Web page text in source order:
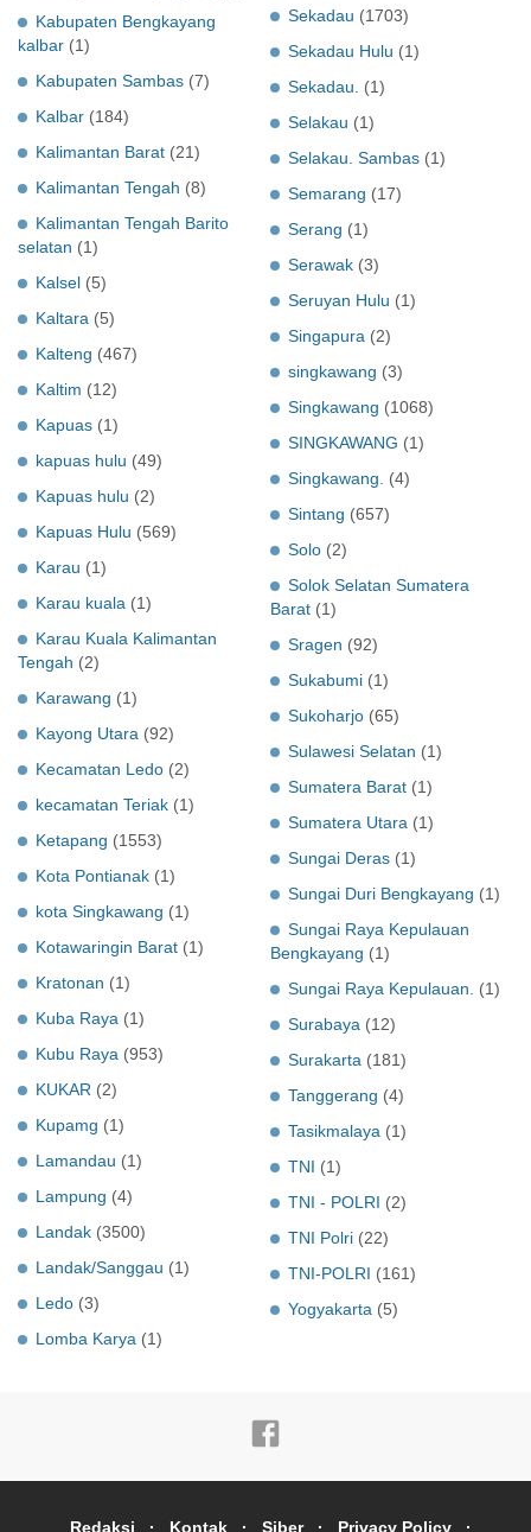
Kabupaten Bengkayang
kalbar (1)
Kabupaten Sambas (7)
Kalbar (184)
Kalimantan Barat (21)
Kalimantan Tengah (8)
Kalimantan Tengah Barito
selatan (1)
Kalsel (5)
Kaltara (5)
Kalteng (467)
Kaltim (12)
Kapuas (1)
kapuas hulu (49)
Kapuas hulu (2)
Kapuas Hulu (569)
Karau (1)
Karau kuala (1)
Karau Kuala Kalimantan
Tengah (2)
Karawang (1)
Kayong Utara (92)
Kecamatan Ledo (2)
kecamatan Teriak (1)
Ketapang (1553)
Kota Pontianak (1)
kota Singkawang (1)
Kotawaringin Barat (1)
Kratonan (1)
Kuba Raya (1)
Kubu Raya (953)
KUKAR (2)
Kupamg (1)
Lamandau (1)
Lampung (4)
Landak (3500)
Landak/Sanggau (1)
Ledo (3)
Lomba Karya (1)
Sekadau (1703)
Sekadau Hulu (1)
Sekadau.
(1)
Selakau (1)
Selakau. Sambas (1)
Semarang (17)
Serang (1)
Serawak (3)
Seruyan Hulu (1)
Singapura (2)
singkawang (3)
Singkawang (1068)
SINGKAWANG (1)
Singkawang.
(4)
Sintang (657)
Solo (2)
Solok Selatan Sumatera
Barat (1)
Sragen (92)
Sukabumi (1)
Sukoharjo (65)
Sulawesi Selatan (1)
Sumatera Barat (1)
Sumatera Utara (1)
Sungai Deras (1)
Sungai Duri Bengkayang (1)
Sungai Raya Kepulauan
Bengkayang (1)
Sungai Raya Kepulauan.
(1)
Surabaya (12)
Surakarta (181)
Tanggerang (4)
Tasikmalaya (1)
TNI (1)
TNI - POLRI (2)
TNI Polri (22)
TNI-POLRI (161)
Yogyakarta (5)
Redaksi Kontak Siber Privacy Policy